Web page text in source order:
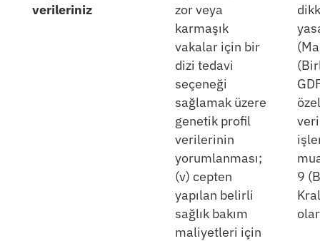
verileriniz
zor veya
karmaşık
vakalar için bir
dizi tedavi
seçeneği
sağlamak üzere
genetik profil
verilerinin
yorumlanması;
(v) cepten
yapılan belirli
sağlık bakım
maliyetleri için
9